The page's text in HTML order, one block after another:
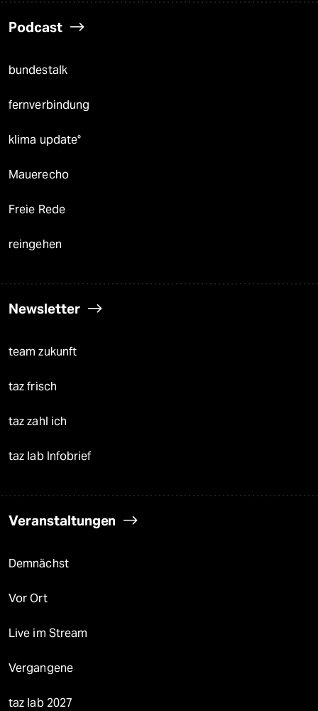
Podcast
bundestalk
fernverbindung
klima update°
Mauerecho
Freie Rede
reingehen
Newsletter
team zukunft
taz frisch
taz zahl ich
taz lab Infobrief
Veranstaltungen
Demnächst
Vor Ort
Live im Stream
Vergangene
taz lab 2027